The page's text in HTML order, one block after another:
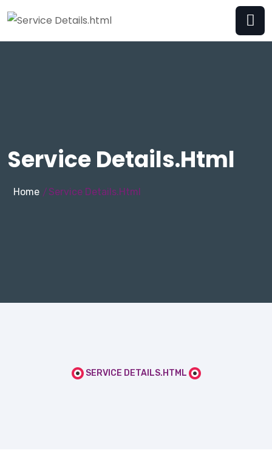
Service Details.html
Home /Service Details.html
SERVICE DETAILS.HTML